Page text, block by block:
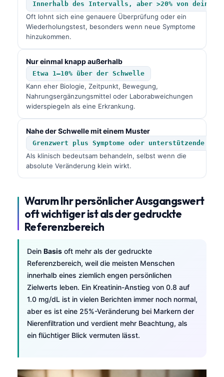
Innerhalb des Intervalls, aber >20% von deinem
Oft lohnt sich eine genauere Überprüfung oder ein
Wiederholungstest, besonders wenn neue Symptome
hinzukommen.
Nur einmal knapp außerhalb
Etwa 1–10% über der Schwelle
Kann eher Biologie, Zeitpunkt, Bewegung,
Nahrungsergänzungsmittel oder Laborabweichungen
widerspiegeln als eine Erkrankung.
Nahe der Schwelle mit einem Muster
Grenzwert plus Symptome oder unterstützende
Als klinisch bedeutsam behandeln, selbst wenn die
absolute Veränderung klein wirkt.
Warum Ihr persönlicher Ausgangswert
oft wichtiger ist als der gedruckte
Referenzbereich
Dein Basis oft mehr als der gedruckte
Referenzbereich, weil die meisten Menschen
innerhalb eines ziemlich engen persönlichen
Zielwerts leben. Ein Kreatinin-Anstieg von 0.8 auf
1.0 mg/dL ist in vielen Berichten immer noch normal,
aber es ist eine 25%-Veränderung bei Markern der
Nierenfiltration und verdient mehr Beachtung, als
ein flüchtiger Blick vermuten lässt.